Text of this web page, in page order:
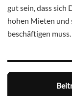
gut sein, dass sich
hohen Mieten und
beschäftigen muss.